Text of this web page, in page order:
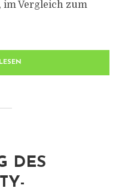
Vergleich zum
DES